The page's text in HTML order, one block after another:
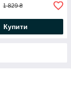
1 829 ₴
Купити